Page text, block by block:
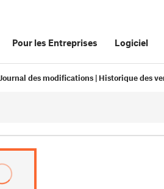
Pour les Entreprises Logiciel
Journal des modifications | Historique des